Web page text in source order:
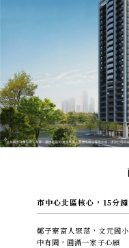
市中心北區核心，15分
鄭子寮富人聚落，文元國
中有園，圓滿一家子心願